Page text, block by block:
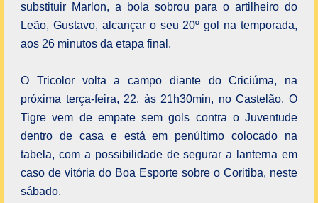
substituir Marlon, a bola sobrou para o artilheiro do
Leão, Gustavo, alcançar o seu 20º gol na temporada,
aos 26 minutos da etapa final.
O Tricolor volta a campo diante do Criciúma, na
próxima terça-feira, 22, às 21h30min, no Castelão. O
Tigre vem de empate sem gols contra o Juventude
dentro de casa e está em penúltimo colocado na
tabela, com a possibilidade de segurar a lanterna em
caso de vitória do Boa Esporte sobre o Coritiba, neste
sábado.